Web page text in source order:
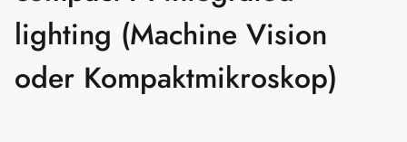
lighting (Machine Vision
oder Kompaktmikroskop)